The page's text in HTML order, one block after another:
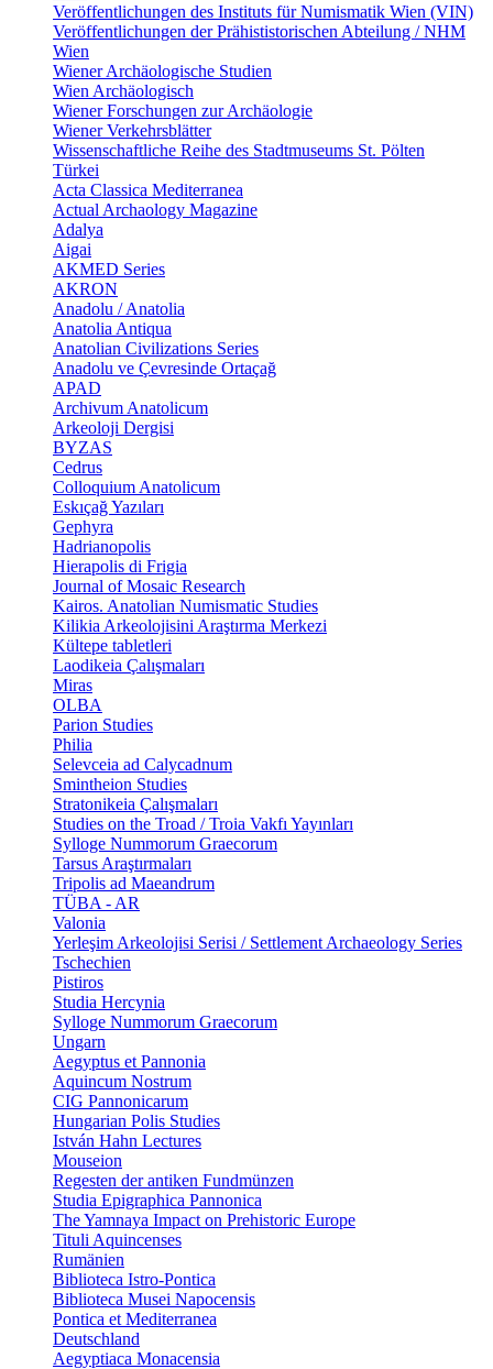
Veröffentlichungen des Instituts für Numismatik Wien (VIN)
Veröffentlichungen der Prähististorischen Abteilung / NHM
Wien
Wiener Archäologische Studien
Wien Archäologisch
Wiener Forschungen zur Archäologie
Wiener Verkehrsblätter
Wissenschaftliche Reihe des Stadtmuseums St. Pölten
Türkei
Acta Classica Mediterranea
Actual Archaology Magazine
Adalya
Aigai
AKMED Series
AKRON
Anadolu / Anatolia
Anatolia Antiqua
Anatolian Civilizations Series
Anadolu ve Çevresinde Ortaçağ
APAD
Archivum Anatolicum
Arkeoloji Dergisi
BYZAS
Cedrus
Colloquium Anatolicum
Eskıçağ Yazıları
Gephyra
Hadrianopolis
Hierapolis di Frigia
Journal of Mosaic Research
Kairos. Anatolian Numismatic Studies
Kilikia Arkeolojisini Araştırma Merkezi
Kültepe tabletleri
Laodikeia Çalışmaları
Miras
OLBA
Parion Studies
Philia
Selevceia ad Calycadnum
Smintheion Studies
Stratonikeia Çalışmaları
Studies on the Troad / Troia Vakfı Yayınları
Sylloge Nummorum Graecorum
Tarsus Araştırmaları
Tripolis ad Maeandrum
TÜBA - AR
Valonia
Yerleşim Arkeolojisi Serisi / Settlement Archaeology Series
Tschechien
Pistiros
Studia Hercynia
Sylloge Nummorum Graecorum
Ungarn
Aegyptus et Pannonia
Aquincum Nostrum
CIG Pannonicarum
Hungarian Polis Studies
István Hahn Lectures
Mouseion
Regesten der antiken Fundmünzen
Studia Epigraphica Pannonica
The Yamnaya Impact on Prehistoric Europe
Tituli Aquincenses
Rumänien
Biblioteca Istro-Pontica
Biblioteca Musei Napocensis
Pontica et Mediterranea
Deutschland
Aegyptiaca Monacensia